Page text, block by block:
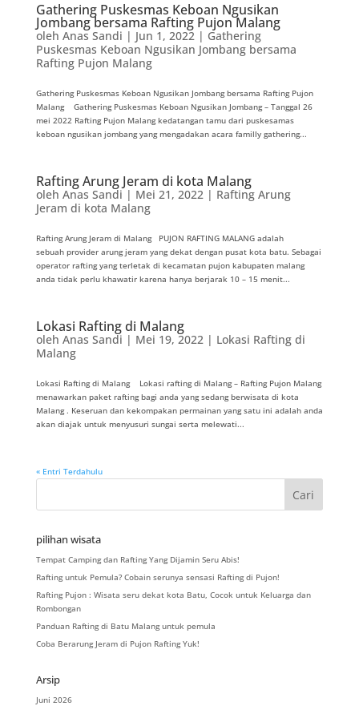
Gathering Puskesmas Keboan Ngusikan
Jombang bersama Rafting Pujon Malang
oleh Anas Sandi | Jun 1, 2022| Gathering
Puskesmas Keboan Ngusikan Jombang bersama
Rafting Pujon Malang
Gathering Puskesmas Keboan Ngusikan Jombang bersama Rafting Pujon
Malang Gathering Puskesmas Keboan Ngusikan Jombang – Tanggal 26
mei 2022 Rafting Pujon Malang kedatangan tamu dari puskesamas
keboan ngusikan jombang yang mengadakan acara familly gathering...
Rafting Arung Jeram di kota Malang
oleh Anas Sandi | Mei 21, 2022| Rafting Arung
Jeram di kota Malang
Rafting Arung Jeram di Malang PUJON RAFTING MALANG adalah
sebuah provider arung jeram yang dekat dengan pusat kota batu. Sebagai
operator rafting yang terletak di kecamatan pujon kabupaten malang
anda tidak perlu khawatir karena hanya berjarak 10 – 15 menit...
Lokasi Rafting di Malang
oleh Anas Sandi | Mei 19, 2022| Lokasi Rafting di
Malang
Lokasi Rafting di Malang Lokasi rafting di Malang – Rafting Pujon Malang
menawarkan paket rafting bagi anda yang sedang berwisata di kota
Malang . Keseruan dan kekompakan permainan yang satu ini adalah anda
akan diajak untuk menyusuri sungai serta melewati...
« Entri Terdahulu
pilihan wisata
Tempat Camping dan Rafting Yang Dijamin Seru Abis!
Rafting untuk Pemula? Cobain serunya sensasi Rafting di Pujon!
Rafting Pujon : Wisata seru dekat kota Batu, Cocok untuk Keluarga dan
Rombongan
Panduan Rafting di Batu Malang untuk pemula
Coba Berarung Jeram di Pujon Rafting Yuk!
Arsip
Juni 2026